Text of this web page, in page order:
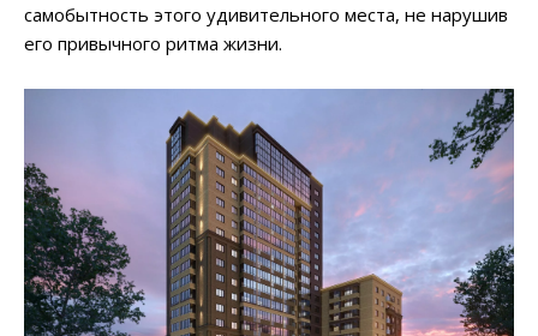
самобытность этого удивительного места, не нарушив
его привычного ритма жизни.